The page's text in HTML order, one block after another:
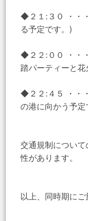
◆２１:３０ ・・
る予定です。)
◆２２:００ ・・
踏パーティーと花
◆２２:４５ ・・
の港に向かう予定
交通規制につい
性があります。
以上、同時期にご